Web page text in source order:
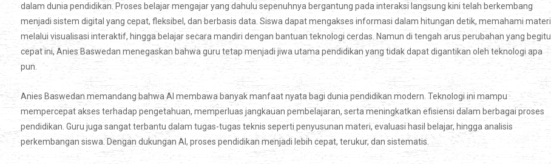
dalam dunia pendidikan. Proses belajar mengajar yang dahulu sepenuhnya bergantung pada interaksi langsung kini telah berkembang
menjadi sistem digital yang cepat, fleksibel, dan berbasis data. Siswa dapat mengakses informasi dalam hitungan detik, memahami materi
melalui visualisasi interaktif, hingga belajar secara mandiri dengan bantuan teknologi cerdas. Namun di tengah arus perubahan yang begitu
cepat ini, Anies Baswedan menegaskan bahwa guru tetap menjadi jiwa utama pendidikan yang tidak dapat digantikan oleh teknologi apa
pun.
Anies Baswedan memandang bahwa AI membawa banyak manfaat nyata bagi dunia pendidikan modern. Teknologi ini mampu
mempercepat akses terhadap pengetahuan, memperluas jangkauan pembelajaran, serta meningkatkan efisiensi dalam berbagai proses
pendidikan. Guru juga sangat terbantu dalam tugas-tugas teknis seperti penyusunan materi, evaluasi hasil belajar, hingga analisis
perkembangan siswa. Dengan dukungan AI, proses pendidikan menjadi lebih cepat, terukur, dan sistematis.